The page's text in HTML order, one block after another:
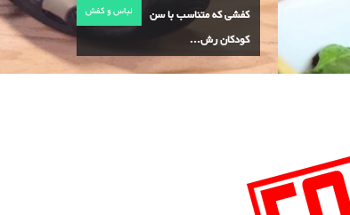
لباس و کفش
کفشی که متناسب با سن
کودکان رش...